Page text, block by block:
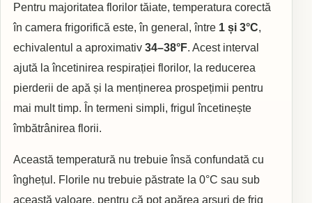
Pentru majoritatea florilor tăiate, temperatura corectă
în camera frigorifică este, în general, între 1 și 3°C,
echivalentul a aproximativ 34–38°F. Acest interval
ajută la încetinirea respirației florilor, la reducerea
pierderii de apă și la menținerea prospețimii pentru
mai mult timp. În termeni simpli, frigul încetinește
îmbătrânirea florii.
Această temperatură nu trebuie însă confundată cu
înghețul. Florile nu trebuie păstrate la 0°C sau sub
această valoare, pentru că pot apărea arsuri de frig